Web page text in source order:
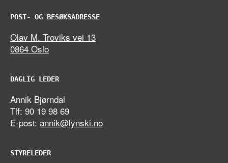
POST- OG BESØKSADRESSE
Olav M. Troviks vei 13
0864 Oslo
DAGLIG LEDER
Annik Bjørndal
Tlf: 90 19 98 69
E-post: annik@lynski.no
STYRELEDER